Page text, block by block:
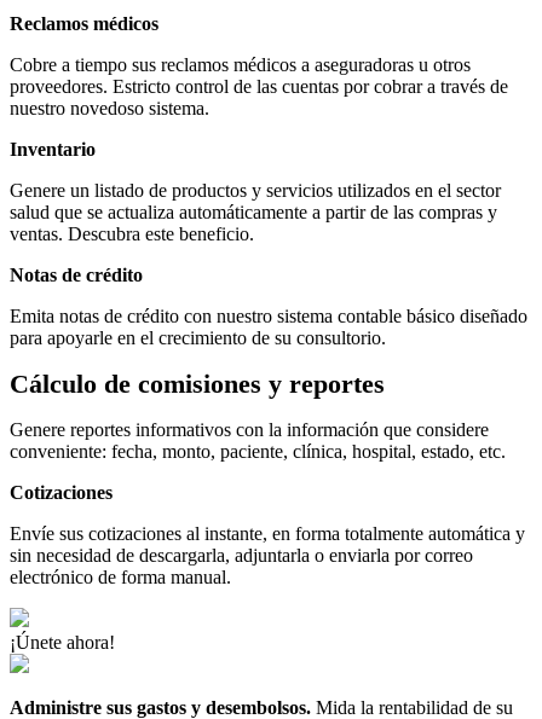
Reclamos médicos
Cobre a tiempo sus reclamos médicos a aseguradoras u otros
proveedores. Estricto control de las cuentas por cobrar a través de
nuestro novedoso sistema.
Inventario
Genere un listado de productos y servicios utilizados en el sector
salud que se actualiza automáticamente a partir de las compras y
ventas. Descubra este beneficio.
Notas de crédito
Emita notas de crédito con nuestro sistema contable básico diseñado
para apoyarle en el crecimiento de su consultorio.
Cálculo de comisiones y reportes
Genere reportes informativos con la información que considere
conveniente: fecha, monto, paciente, clínica, hospital, estado, etc.
Cotizaciones
Envíe sus cotizaciones al instante, en forma totalmente automática y
sin necesidad de descargarla, adjuntarla o enviarla por correo
electrónico de forma manual.
¡Únete ahora!
Administre sus gastos y desembolsos. Mida la rentabilidad de su